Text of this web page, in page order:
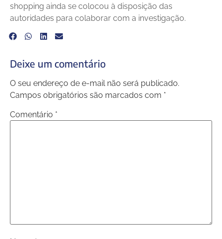
shopping ainda se colocou à disposição das
autoridades para colaborar com a investigação.
Deixe um comentário
O seu endereço de e-mail não será publicado.
Campos obrigatórios são marcados com *
Comentário *